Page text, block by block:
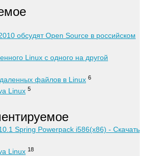
обсудят Open Source в российском
Linux с одного на другой
файлов в Linux 6
Linux 5
Spring Powerpack i586(x86) - Скачать
Linux 18